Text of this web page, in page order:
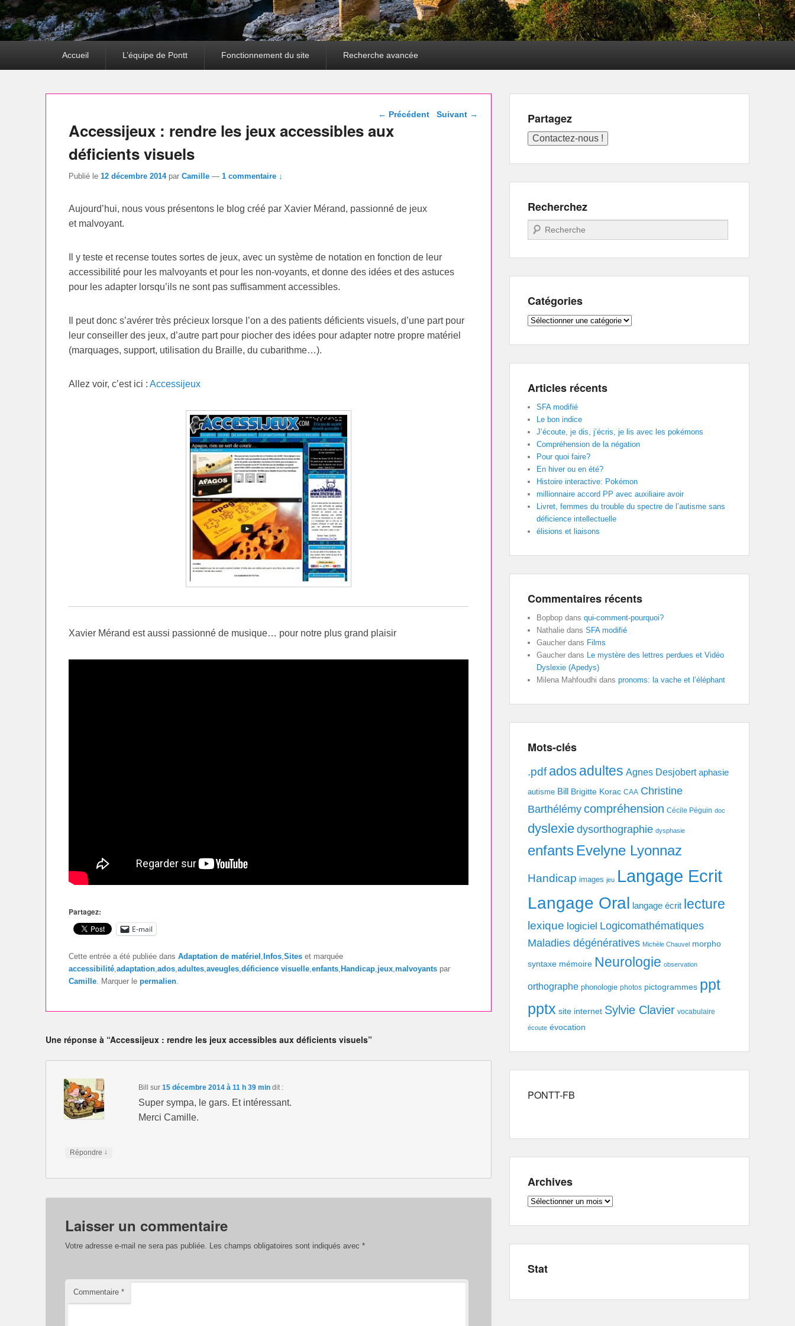
Accueil L’équipe de Pontt Fonctionnement du site Recherche avancée
Navigation dans les
← Précédent Suivant →
Accessijeux : rendre les jeux accessibles aux
déficients visuels
Publié le 12 décembre 2014 par Camille — 1 commentaire ↓
Aujourd’hui, nous vous présentons le blog créé par Xavier Mérand, passionné de jeux
et malvoyant.
Il y teste et recense toutes sortes de jeux, avec un système de notation en fonction de leur
accessibilité pour les malvoyants et pour les non-voyants, et donne des idées et des astuces
pour les adapter lorsqu’ils ne sont pas suffisamment accessibles.
Il peut donc s’avérer très précieux lorsque l’on a des patients déficients visuels, d’une part pour
leur conseiller des jeux, d’autre part pour piocher des idées pour adapter notre propre matériel
(marquages, support, utilisation du Braille, du cubarithme…).
Allez voir, c’est ici : Accessijeux
Xavier Mérand est aussi passionné de musique… pour notre plus grand plaisir
Partagez:
E-mail
Cette entrée a été publiée dans Adaptation de matériel Infos Sites et marquée
accessibilité adaptation ados adultes aveugles déficience visuelle enfants Handicap jeux malvoyants par
Camille . Marquer le permalien
Une réponse à “Accessijeux : rendre les jeux accessibles aux déficients visuels”
Bill sur 15 décembre 2014 à 11 h 39 min dit :
Super sympa, le gars. Et intéressant.
Merci Camille.
Répondre ↓
Laisser un commentaire
Votre adresse e-mail ne sera pas publiée. Les champs obligatoires sont indiqués avec *
Commentaire *
Partagez
Recherchez
Recherche
Catégories
Catégories
Articles récents
SFA modifié
Le bon indice
J’écoute, je dis, j’écris, je lis avec les pokémons
Compréhension de la négation
Pour quoi faire?
En hiver ou en été?
Histoire interactive: Pokémon
millionnaire accord PP avec auxiliaire avoir
Livret, femmes du trouble du spectre de l’autisme sans
déficience intellectuelle
élisions et liaisons
Commentaires récents
Bopbop dans qui-comment-pourquoi?
Nathalie dans SFA modifié
Gaucher dans Films
Gaucher dans Le mystère des lettres perdues et Vidéo
Dyslexie (Apedys)
Milena Mahfoudhi dans pronoms: la vache et l’éléphant
Mots-clés
.pdf ados adultes Agnes Desjobert aphasie
autisme Bill Brigitte Korac CAA Christine
Barthélémycompréhension Cécile Péguin doc
dyslexie dysorthographie dysphasie
enfants Evelyne Lyonnaz
Handicap images jeu Langage Ecrit
Langage Oral langage écrit lecture
lexique logiciel Logicomathématiques
Maladies dégénératives Michèle Chauvel morpho
syntaxe mémoire Neurologie observation
orthographe phonologie photos pictogrammes ppt
pptx site internet Sylvie Clavier vocabulaire
écoute évocation
PONTT-FB
Archives
Archives
Stat